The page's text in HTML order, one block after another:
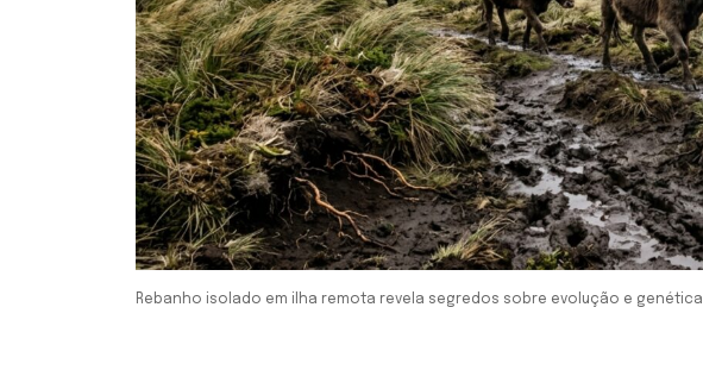
Rebanho isolado em ilha remota revela segredos sobre evolução e genética